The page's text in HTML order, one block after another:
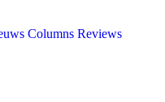
Columns Reviews